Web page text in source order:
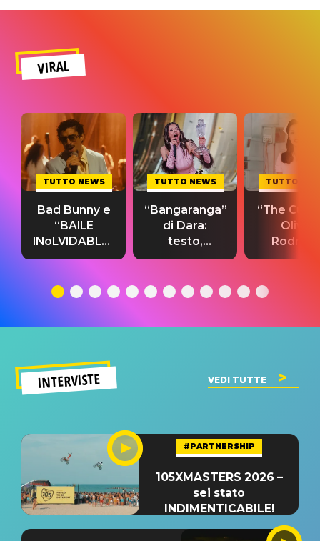
VIRAL
TUTTO NEWS
Bad Bunny e
“BAILE
INoLVIDABLE”:
testo,
significato
TUTTO NEWS
“Bangaranga”
di Dara:
testo,
traduzione e
del singolo
TUTTO
“The
Olivia
testo,
INTERVISTE VEDI TUTTE
#PARTNERSHIP
105XMASTERS 2026 –
sei stato
INDIMENTICABILE!